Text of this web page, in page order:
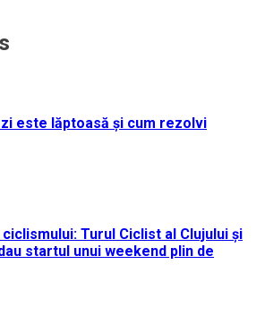
este lăptoasă și cum rezolvi
Turul Ciclist al Clujului și
startul unui weekend plin de